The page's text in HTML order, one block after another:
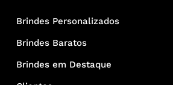
Brindes Personalizados
Brindes Baratos
Brindes em Destaque